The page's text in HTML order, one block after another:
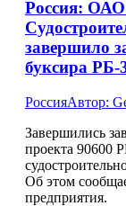
Россия:
завершило
буксира РБ-
РоссияАвтор:
Завершились
проекта 90600
Об этом
предприятия.